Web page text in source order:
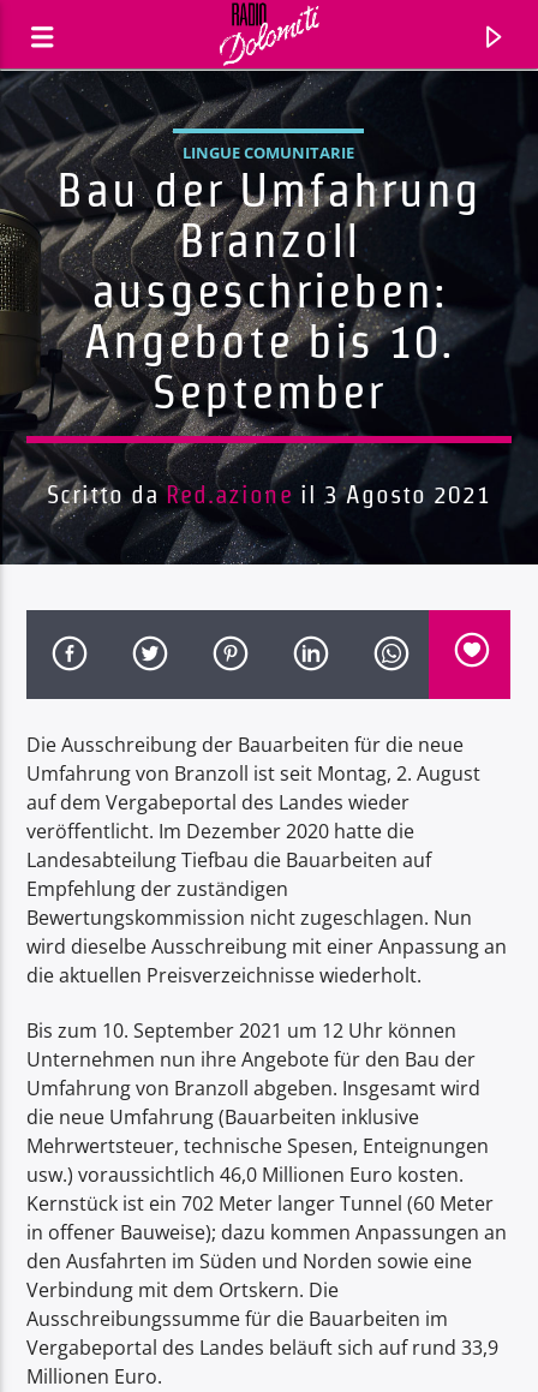
Traccia corrente
Titolo
Artista
Radio Dolomiti
LINGUE COMUNITARIE
Bau der Umfahrung
Branzoll
ausgeschrieben:
Angebote bis 10.
September
Scritto daRed.azione il 3 Agosto 2021
Die Ausschreibung der Bauarbeiten für die neue
Umfahrung von Branzoll ist seit Montag, 2. August
auf dem Vergabeportal des Landes wieder
veröffentlicht. Im Dezember 2020 hatte die
Landesabteilung Tiefbau die Bauarbeiten auf
Empfehlung der zuständigen
Bewertungskommission nicht zugeschlagen. Nun
wird dieselbe Ausschreibung mit einer Anpassung an
die aktuellen Preisverzeichnisse wiederholt.
Bis zum 10. September 2021 um 12 Uhr können
Unternehmen nun ihre Angebote für den Bau der
Umfahrung von Branzoll abgeben. Insgesamt wird
die neue Umfahrung (Bauarbeiten inklusive
Mehrwertsteuer, technische Spesen, Enteignungen
usw.) voraussichtlich 46,0 Millionen Euro kosten.
Kernstück ist ein 702 Meter langer Tunnel (60 Meter
in offener Bauweise); dazu kommen Anpassungen an
den Ausfahrten im Süden und Norden sowie eine
Verbindung mit dem Ortskern. Die
Ausschreibungssumme für die Bauarbeiten im
Vergabeportal des Landes beläuft sich auf rund 33,9
Millionen Euro.